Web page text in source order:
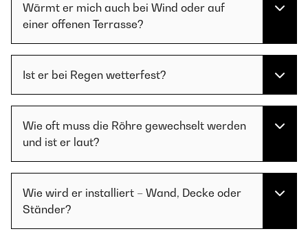
Wärmt er mich auch bei Wind oder auf
einer offenen Terrasse?
Ist er bei Regen wetterfest?
Wie oft muss die Röhre gewechselt werden
und ist er laut?
Wie wird er installiert – Wand, Decke oder
Ständer?